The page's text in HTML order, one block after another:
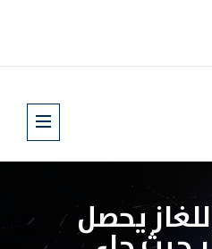
يحصل